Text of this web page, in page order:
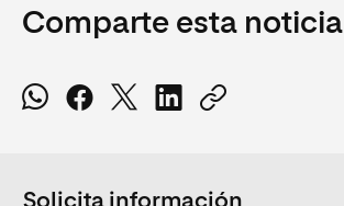
Comparte esta noticia